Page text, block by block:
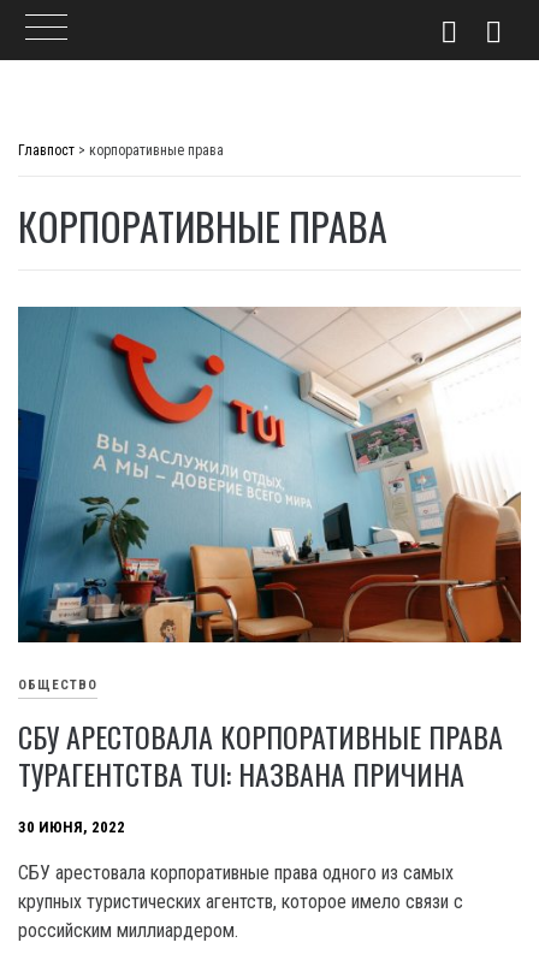
Главпост > корпоративные права
КОРПОРАТИВНЫЕ ПРАВА
ОБЩЕСТВО
СБУ АРЕСТОВАЛА КОРПОРАТИВНЫЕ ПРАВА
ТУРАГЕНТСТВА TUI: НАЗВАНА ПРИЧИНА
30 ИЮНЯ, 2022
СБУ арестовала корпоративные права одного из самых
крупных туристических агентств, которое имело связи с
российским миллиардером.